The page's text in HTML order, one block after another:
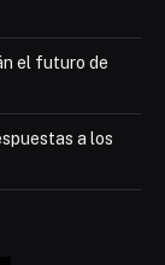
el futuro de
a los